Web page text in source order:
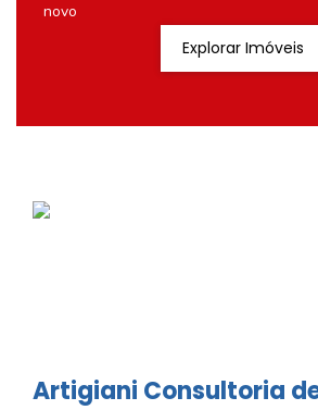
novo
Explorar Imóveis
Artigiani Consultoria